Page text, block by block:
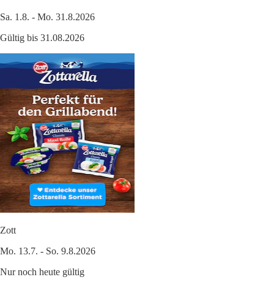
Sa. 1.8. - Mo. 31.8.2026
Gültig bis 31.08.2026
Zott
Mo. 13.7. - So. 9.8.2026
Nur noch heute gültig